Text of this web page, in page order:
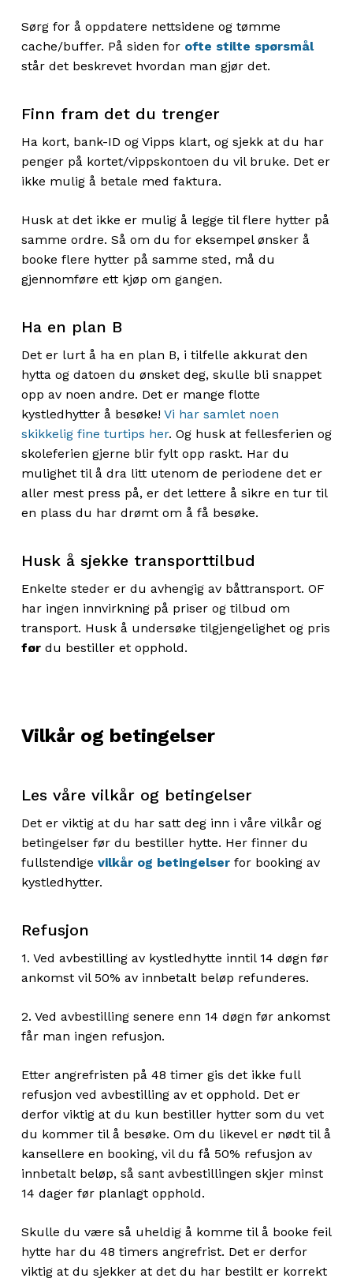
Sørg for å oppdatere nettsidene og tømme
cache/buffer. På siden for ofte stilte spørsmål
står det beskrevet hvordan man gjør det.
Finn fram det du trenger
Ha kort, bank-ID og Vipps klart, og sjekk at du har
penger på kortet/vippskontoen du vil bruke. Det er
ikke mulig å betale med faktura.
Husk at det ikke er mulig å legge til flere hytter på
samme ordre. Så om du for eksempel ønsker å
booke flere hytter på samme sted, må du
gjennomføre ett kjøp om gangen.
Ha en plan B
Det er lurt å ha en plan B, i tilfelle akkurat den
hytta og datoen du ønsket deg, skulle bli snappet
opp av noen andre. Det er mange flotte
kystledhytter å besøke! Vi har samlet noen
skikkelig fine turtips her. Og husk at fellesferien og
skoleferien gjerne blir fylt opp raskt. Har du
mulighet til å dra litt utenom de periodene det er
aller mest press på, er det lettere å sikre en tur til
en plass du har drømt om å få besøke.
Husk å sjekke transporttilbud
Enkelte steder er du avhengig av båttransport. OF
har ingen innvirkning på priser og tilbud om
transport. Husk å undersøke tilgjengelighet og pris
førdu bestiller et opphold.
Vilkår og betingelser
Les våre vilkår og betingelser
Det er viktig at du har satt deg inn i våre vilkår og
betingelser før du bestiller hytte. Her finner du
fullstendige vilkår og betingelser for booking av
kystledhytter.
Refusjon
1. Ved avbestilling av kystledhytte inntil 14 døgn før
ankomst vil 50% av innbetalt beløp refunderes.
2. Ved avbestilling senere enn 14 døgn før ankomst
får man ingen refusjon.
Etter angrefristen på 48 timer gis det ikke full
refusjon ved avbestilling av et opphold. Det er
derfor viktig at du kun bestiller hytter som du vet
du kommer til å besøke. Om du likevel er nødt til å
kansellere en booking, vil du få 50% refusjon av
innbetalt beløp, så sant avbestillingen skjer minst
14 dager før planlagt opphold.
Skulle du være så uheldig å komme til å booke feil
hytte har du 48 timers angrefrist. Det er derfor
viktig at du sjekker at det du har bestilt er korrekt